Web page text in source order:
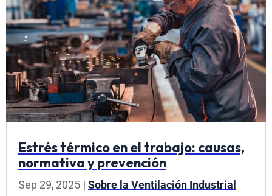
Estrés térmico en el trabajo: causas,
normativa y prevención
Sep 29, 2025 | Sobre la Ventilación Industrial